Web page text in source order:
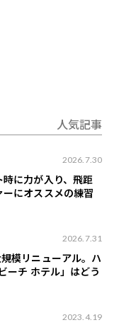
人気記事
2026.7.30
に力が入り、飛距
にオススメの練習
2026.7.31
模リニューアル。ハ
ーチ ホテル」はどう
2023.4.19